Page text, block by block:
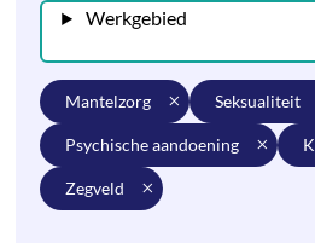
Werkgebied
mantelzorg seksualiteit
psychische aandoening
zegveld